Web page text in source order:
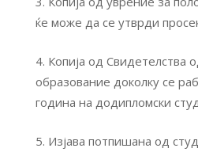
ќе може да се утврди
Копија од Свидетелства
образование доколку се
година на додипломски
Изјава потпишана од